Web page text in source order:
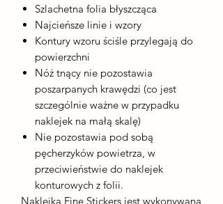
Szlachetna folia błyszcząca
Najcieńsze linie i wzory
Kontury wzoru ściśle przylegają do
powierzchni
Nóż tnący nie pozostawia
poszarpanych krawędzi (co jest
szczególnie ważne w przypadku
naklejek na małą skalę)
Nie pozostawia pod sobą
pęcherzyków powietrza, w
przeciwieństwie do naklejek
konturowych z folii.
Naklejka Fine Stickers jest wykonywana